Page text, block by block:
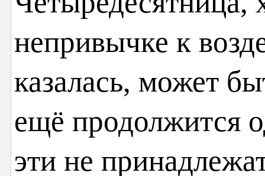
непривычке к
казалась, может
ещё продолжится
эти не